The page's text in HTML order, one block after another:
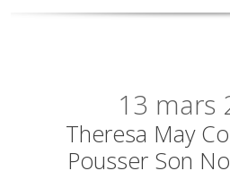
13 mars
Theresa May
Pousser Son